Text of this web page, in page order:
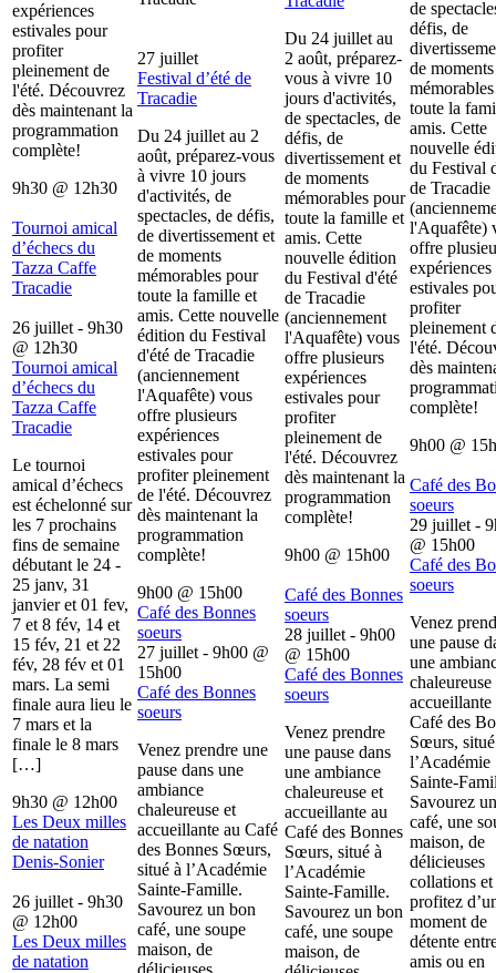
expériences
estivales pour
profiter
pleinement de
l'été. Découvrez
dès maintenant la
programmation
complète!
9h30 @ 12h30
Tournoi amical
d’échecs du
Tazza Caffe
Tracadie
26 juillet - 9h30
@ 12h30
Tournoi amical
d’échecs du
Tazza Caffe
Tracadie
Le tournoi
amical d’échecs
est échelonné sur
les 7 prochains
fins de semaine
débutant le 24 -
25 janv, 31
janvier et 01 fev,
7 et 8 fév, 14 et
15 fév, 21 et 22
fév, 28 fév et 01
mars. La semi
finale aura lieu le
7 mars et la
finale le 8 mars
[…]
9h30 @ 12h00
Les Deux milles
de natation
Denis-Sonier
26 juillet - 9h30
@ 12h00
Les Deux milles
de natation
27 juillet
Festival d’été de
Tracadie
Du 24 juillet au 2
août, préparez-vous
à vivre 10 jours
d'activités, de
spectacles, de défis,
de divertissement et
de moments
mémorables pour
toute la famille et
amis. Cette nouvelle
édition du Festival
d'été de Tracadie
(anciennement
l'Aquafête) vous
offre plusieurs
expériences
estivales pour
profiter pleinement
de l'été. Découvrez
dès maintenant la
programmation
complète!
9h00 @ 15h00
Café des Bonnes
soeurs
27 juillet - 9h00 @
15h00
Café des Bonnes
soeurs
Venez prendre une
pause dans une
ambiance
chaleureuse et
accueillante au Café
des Bonnes Sœurs,
situé à l’Académie
Sainte-Famille.
Savourez un bon
café, une soupe
maison, de
Du 24 juillet au
2 août, préparez-
vous à vivre 10
jours d'activités,
de spectacles, de
défis, de
divertissement et
de moments
mémorables pour
toute la famille et
amis. Cette
nouvelle édition
du Festival d'été
de Tracadie
(anciennement
l'Aquafête) vous
offre plusieurs
expériences
estivales pour
profiter
pleinement de
l'été. Découvrez
dès maintenant la
programmation
complète!
9h00 @ 15h00
Café des Bonnes
soeurs
28 juillet - 9h00
@ 15h00
Café des Bonnes
soeurs
Venez prendre
une pause dans
une ambiance
chaleureuse et
accueillante au
Café des Bonnes
Sœurs, situé à
l’Académie
Sainte-Famille.
Savourez un bon
café, une soupe
maison, de
de
défis, de
de moments
toute la
amis. Cette
nouvelle
du Festival
de Tracadie
l'Aquafête)
offre
expériences
estivales
profiter
pleinement
l'été.
dès
complète!
9h00 @
Café des
soeurs
29 juillet -
@ 15h00
Café des
soeurs
Venez
une pause
une
chaleureuse
accueillante
Café des
Sœurs,
l’Académie
Sainte-
Savourez
café, une
maison, de
délicieuses
collations et
profitez
moment de
détente
amis ou en